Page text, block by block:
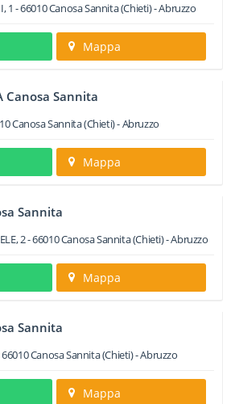
1 -66010Canosa Sannita(Chieti) -Abruzzo
Mappa
Canosa Sannita
Canosa Sannita(Chieti) -Abruzzo
Mappa
Sannita
2-66010Canosa Sannita(Chieti) -Abruzzo
Mappa
Sannita
66010Canosa Sannita(Chieti) -Abruzzo
Mappa